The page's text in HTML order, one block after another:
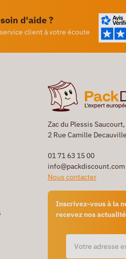
d'aide ?
client à votre écoute
Zac du Plessis Saucourt,
2 Rue Camille
01 71 63 15 00
info@packdiscount.com
Nous contacter
Inscrivez-vous à la
recevez nos